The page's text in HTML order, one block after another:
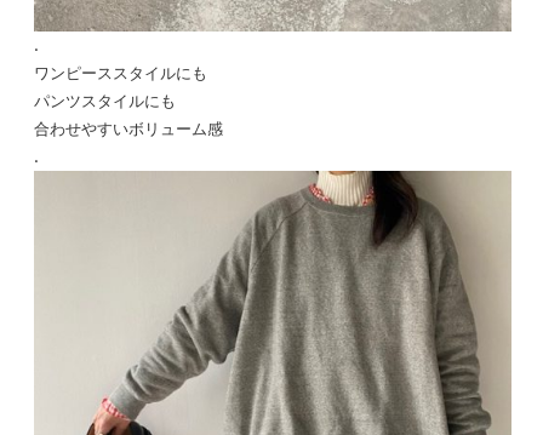
.
ワンピーススタイルにも
パンツスタイルにも
合わせやすいボリューム感
.